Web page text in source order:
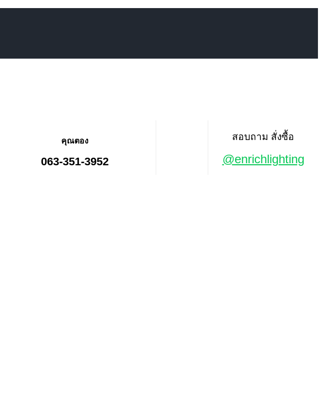
คุณตอง
063-351-3952
สอบถาม สั่งซื้อ
@enrichlighting